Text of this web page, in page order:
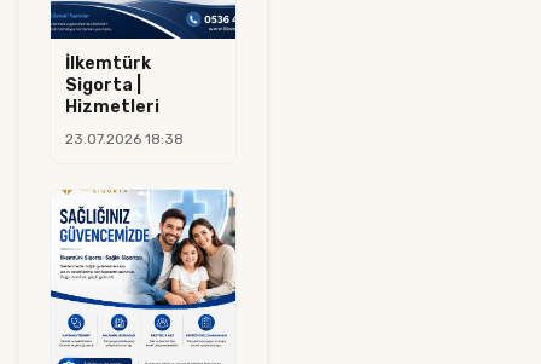
İlkemtürk
Sigorta |
Hizmetleri
23.07.2026 18:38